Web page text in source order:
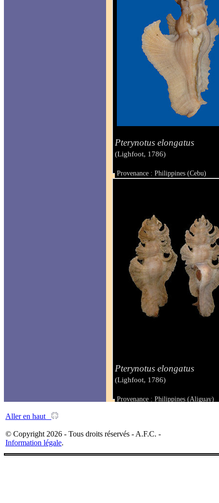
Pterynotus elongatus
(Lighfoot, 1786)
Provenance : Philippines (Cebu)
Taille : 73 mm
Pterynotus elongatus
(Lighfoot, 1786)
Provenance : Philippines (Aliguay)
Aller en haut
© Copyright 2026 - Tous droits réservés - A.F.C. -
Information légale.